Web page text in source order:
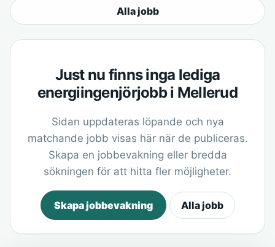
Alla jobb
Just nu finns inga lediga
energiingenjörjobb i Mellerud
Sidan uppdateras löpande och nya
matchande jobb visas här när de publiceras.
Skapa en jobbevakning eller bredda
sökningen för att hitta fler möjligheter.
Skapa jobbevakning Alla jobb